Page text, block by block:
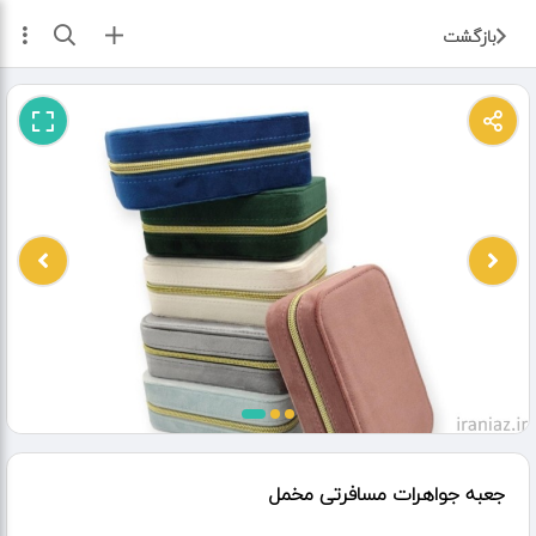
بازگشت ثبت آگهی
جعبه جواهرات مسافرتی مخمل